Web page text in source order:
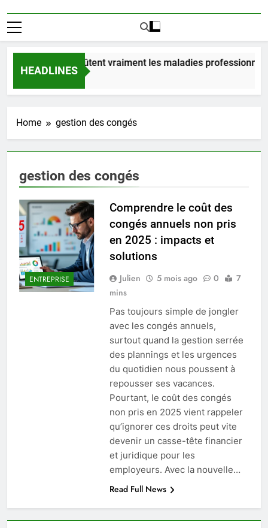
HEADLINES
Combien coûtent vraiment les maladies
2 Jours Ago
Home gestion des congés
gestion des congés
ENTREPRISE
Comprendre le coût des
congés annuels non pris
en 2025 : impacts et
solutions
Julien 5 mois ago 0
7
mins
Pas toujours simple de jongler
avec les congés annuels,
surtout quand la gestion serrée
des plannings et les urgences
du quotidien nous poussent à
repousser ses vacances.
Pourtant, le coût des congés
non pris en 2025 vient rappeler
qu’ignorer ces droits peut vite
devenir un casse-tête financier
et juridique pour les
employeurs. Avec la nouvelle…
Read Full News